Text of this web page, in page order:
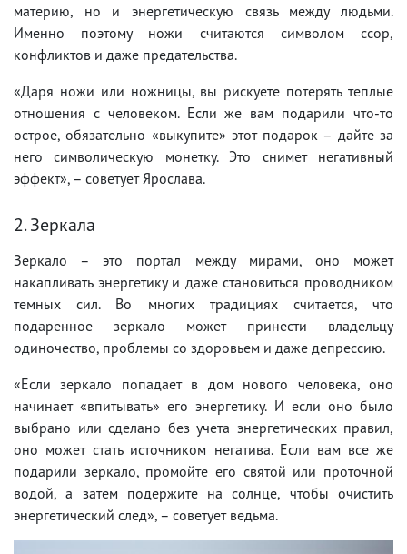
материю, но и энергетическую связь между людьми.
Именно поэтому ножи считаются символом ссор,
конфликтов и даже предательства.
«Даря ножи или ножницы, вы рискуете потерять теплые
отношения с человеком. Если же вам подарили что-то
острое, обязательно «выкупите» этот подарок – дайте за
него символическую монетку. Это снимет негативный
эффект», – советует Ярослава.
2. Зеркала
Зеркало – это портал между мирами, оно может
накапливать энергетику и даже становиться проводником
темных сил. Во многих традициях считается, что
подаренное зеркало может принести владельцу
одиночество, проблемы со здоровьем и даже депрессию.
«Если зеркало попадает в дом нового человека, оно
начинает «впитывать» его энергетику. И если оно было
выбрано или сделано без учета энергетических правил,
оно может стать источником негатива. Если вам все же
подарили зеркало, промойте его святой или проточной
водой, а затем подержите на солнце, чтобы очистить
энергетический след», – советует ведьма.